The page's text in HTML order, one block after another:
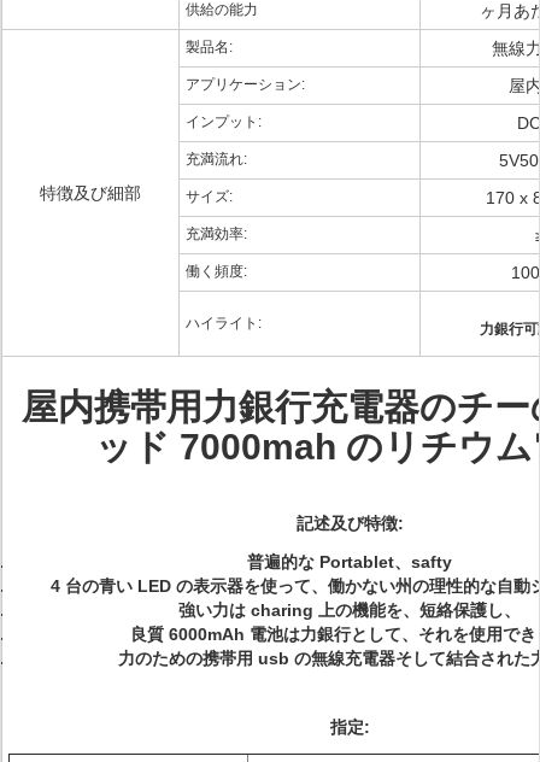
供給の能力 ヶ月あ
特徴及び細部
製品名: 無線
アプリケーション: 屋
インプット:
充満流れ:
サイズ: 170 x
充満効率:
働く頻度:
ハイライト: 力銀行
屋内携帯用力銀行充電器のチ
ッド 7000mah のリチウム
記述及び特徴:
普遍的な Portablet、safty
4 台の青い LED の表示器を使って、働かない州の理性的な自動
強い力は charing 上の機能を、短絡保護し、
良質 6000mAh 電池は力銀行として、それを使用でき
力のための携帯用 usb の無線充電器そして結合された
指定: